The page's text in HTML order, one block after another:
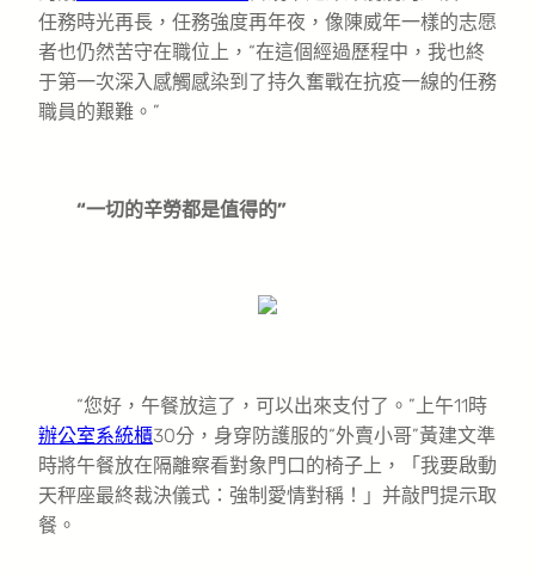
任務時光再長，任務強度再年夜，像陳威年一樣的志愿
者也仍然苦守在職位上，“在這個經過歷程中，我也終
于第一次深入感觸感染到了持久奮戰在抗疫一線的任務
職員的艱難。”
“一切的辛勞都是值得的”
“您好，午餐放這了，可以出來支付了。”上午11時
辦公室系統櫃30分，身穿防護服的“外賣小哥”黃建文準
時將午餐放在隔離察看對象門口的椅子上，「我要啟動
天秤座最終裁決儀式：強制愛情對稱！」并敲門提示取
餐。